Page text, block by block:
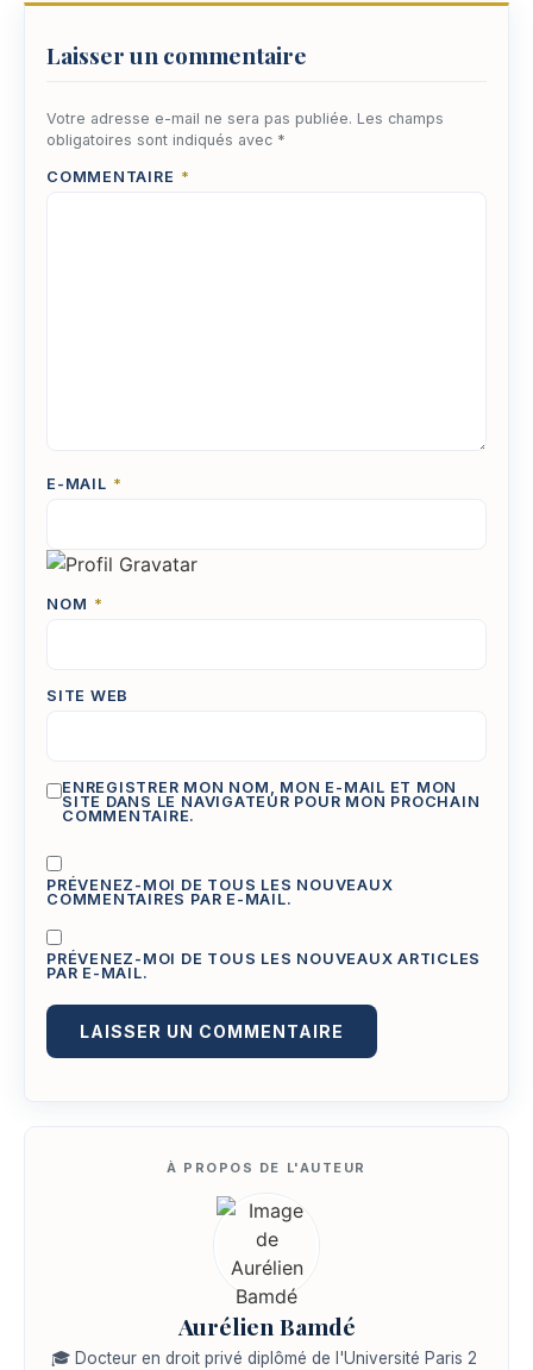
Laisser un commentaire
Votre adresse e-mail ne sera pas publiée. Les champs
obligatoires sont indiqués avec *
COMMENTAIRE *
E-MAIL *
NOM *
SITE WEB
ENREGISTRER MON NOM, MON E-MAIL ET MON
SITE DANS LE NAVIGATEUR POUR MON PROCHAIN
COMMENTAIRE.
PRÉVENEZ-MOI DE TOUS LES NOUVEAUX
COMMENTAIRES PAR E-MAIL.
PRÉVENEZ-MOI DE TOUS LES NOUVEAUX ARTICLES
PAR E-MAIL.
Aurélien Bamdé
🎓 Docteur en droit privé diplômé de l'Université Paris 2